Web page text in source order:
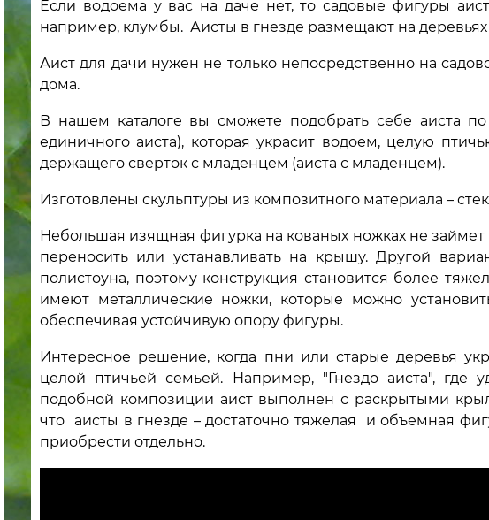
Если водоема у вас на даче нет, то садовые фигуры
например, клумбы. Аисты в гнезде размещают на
Аист для дачи нужен не только непосредственно на
дома.
В нашем каталоге вы сможете подобрать себе аиста
единичного аиста), которая украсит водоем, целую
держащего сверток с младенцем (аиста с младенцем).
Изготовлены скульптуры из композитного материала –
Небольшая изящная фигурка на кованых ножках не
переносить или устанавливать на крышу. Другой
полистоуна, поэтому конструкция становится более
имеют металлические ножки, которые можно
обеспечивая устойчивую опору фигуры.
Интересное решение, когда пни или старые деревья
целой птичьей семьей. Например, "Гнездо аиста",
подобной композиции аист выполнен с раскрытыми
что аисты в гнезде – достаточно тяжелая и объемная
приобрести отдельно.